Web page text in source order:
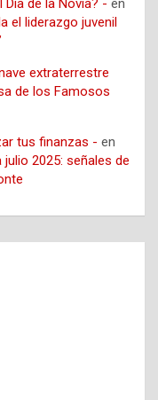
de la Novia? - en
el liderazgo juvenil
extraterrestre
de los Famosos
tus finanzas - en
2025: señales de